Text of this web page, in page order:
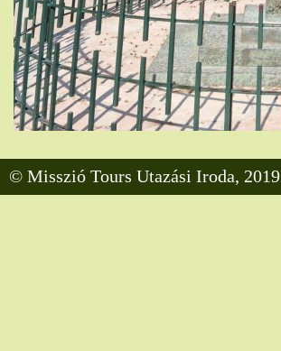
© Misszió Tours Utazási Iroda, 2019